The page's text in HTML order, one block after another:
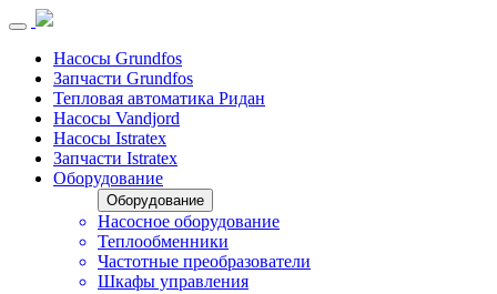
Насосы Grundfos
Запчасти Grundfos
Тепловая автоматика Ридан
Насосы Vandjord
Насосы Istratex
Запчасти Istratex
Оборудование
Оборудование
Насосное оборудование
Теплообменники
Частотные преобразователи
Шкафы управления